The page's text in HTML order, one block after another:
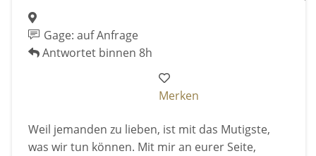
Gage: auf Anfrage
Antwortet binnen 8h
Merken
Weil jemanden zu lieben, ist mit das Mutigste,
was wir tun können. Mit mir an eurer Seite,